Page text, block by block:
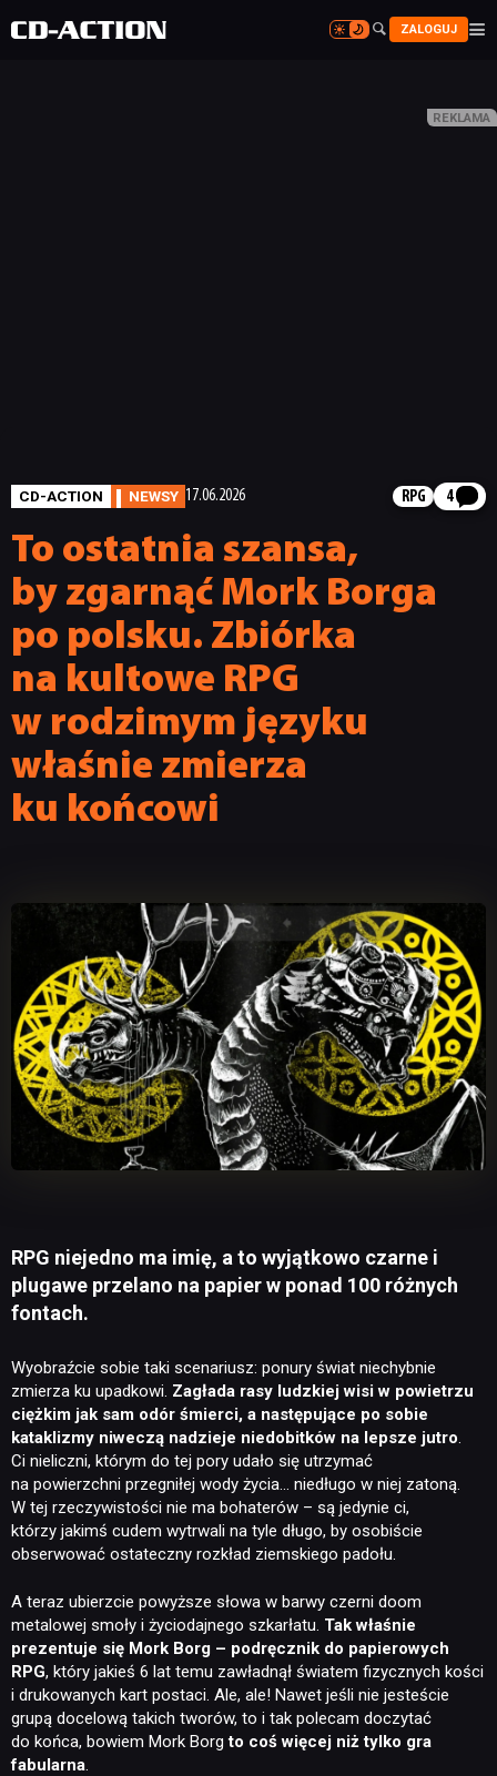

 ZALOGUJ 

CD-ACTION NEWSY 17.06.2026 RPG 4
To ostatnia szansa,
by zgarnąć Mork Borga
po polsku. Zbiórka
na kultowe RPG
w rodzimym języku
właśnie zmierza
ku końcowi
RPG niejedno ma imię, a to wyjątkowo czarne i
plugawe przelano na papier w ponad 100 różnych
fontach.
Wyobraźcie sobie taki scenariusz: ponury świat niechybnie
zmierza ku upadkowi. Zagłada rasy ludzkiej wisi w powietrzu
ciężkim jak sam odór śmierci, a następujące po sobie
kataklizmy niweczą nadzieje niedobitków na lepsze jutro
Ci nieliczni, którym do tej pory udało się utrzymać
na powierzchni przegniłej wody życia… niedługo w niej zatoną.
W tej rzeczywistości nie ma bohaterów – są jedynie ci,
którzy jakimś cudem wytrwali na tyle długo, by osobiście
obserwować ostateczny rozkład ziemskiego padołu.
A teraz ubierzcie powyższe słowa w barwy czerni doom
metalowej smoły i życiodajnego szkarłatu. Tak właśnie
prezentuje się Mork Borg – podręcznik do papierowych
RPG, który jakieś 6 lat temu zawładnął światem fizycznych kości
i drukowanych kart postaci. Ale, ale! Nawet jeśli nie jesteście
grupą docelową takich tworów, to i tak polecam doczytać
do końca, bowiem Mork Borgto coś więcej niż tylko gra
fabularna.